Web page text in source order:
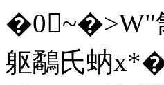
�0~�>W"
躯鷸氏蚋